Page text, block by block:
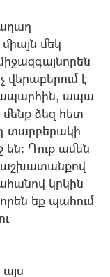
մեկ
վերաբերում է
ապա
մենք ձեզ հետ
տարբերակի
են: Դուք ամեն
աշխատանքով
կրկին
եք պահում